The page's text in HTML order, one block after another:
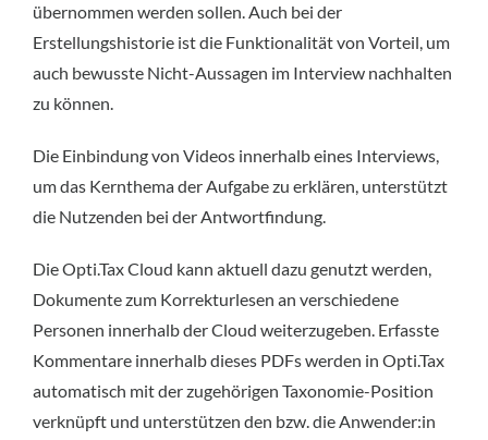
übernommen werden sollen. Auch bei der
Erstellungshistorie ist die Funktionalität von Vorteil, um
auch bewusste Nicht-Aussagen im Interview nachhalten
zu können.
Die Einbindung von Videos innerhalb eines Interviews,
um das Kernthema der Aufgabe zu erklären, unterstützt
die Nutzenden bei der Antwortfindung.
Die Opti.Tax Cloud kann aktuell dazu genutzt werden,
Dokumente zum Korrekturlesen an verschiedene
Personen innerhalb der Cloud weiterzugeben. Erfasste
Kommentare innerhalb dieses PDFs werden in Opti.Tax
automatisch mit der zugehörigen Taxonomie-Position
verknüpft und unterstützen den bzw. die Anwender:in